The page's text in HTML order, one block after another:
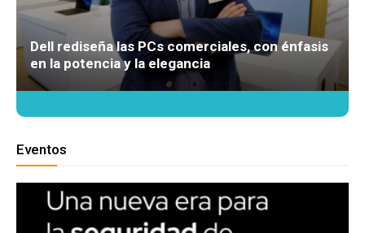
Dell rediseña las PCs comerciales, con énfasis
en la potencia y la elegancia
Eventos